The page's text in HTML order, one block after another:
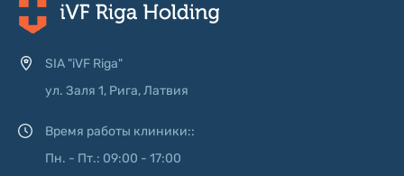
SIA "iVF Riga"
ул. Заля 1, Рига, Латвия
Время работы клиники::
Пн. - Пт.: 09:00 - 17:00